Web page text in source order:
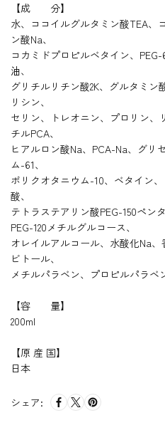
【成 分】
水、ココイルグルタミン酸TEA、
ン酸Na、
コカミドプロピルベタイン、 PEG-
油、
グリチルリチン酸2K、グルタミン
リシン、
セリン、トレオニン、プロリン、
チルPCA、
ヒアルロン酸Na、 PCA-Na、グリ
ム-61、
ポリクオタニウム-10、ベタイン
酸、
テトラステアリン酸PEG-150ペン
PEG-120メチルグルコース、
オレイルアルコール、水酸化Na、
ビトール、
メチルパラベン、プロピルパラベ
【容 量】
200ml
【原 産 国】
日本
シェア: